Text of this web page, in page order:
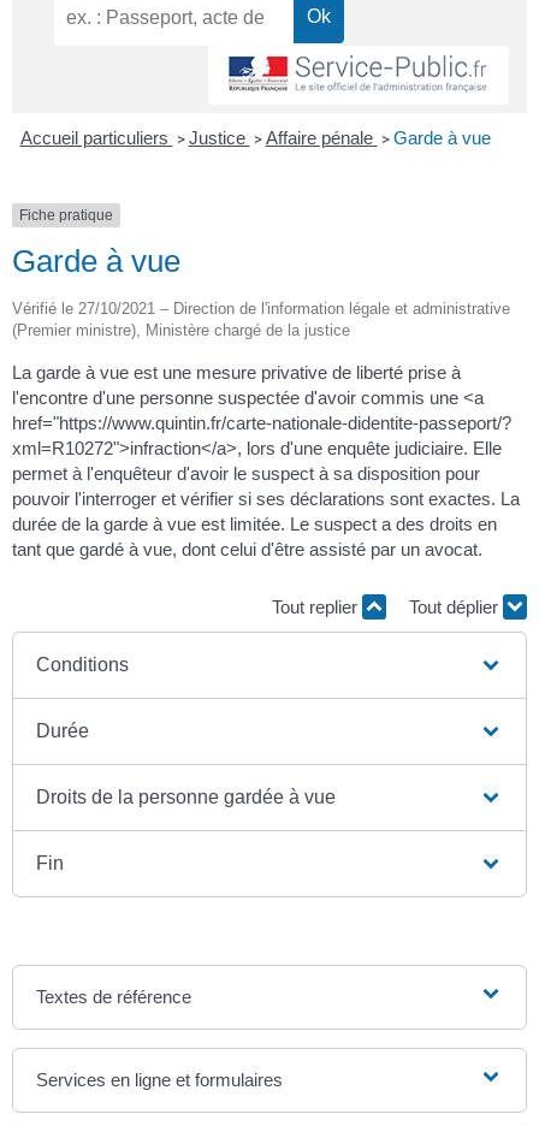
Accueil particuliers > Justice > Affaire pénale > Garde à vue
Fiche pratique
Garde à vue
Vérifié le 27/10/2021 – Direction de l'information légale et administrative
(Premier ministre), Ministère chargé de la justice
La garde à vue est une mesure privative de liberté prise à
l'encontre d'une personne suspectée d'avoir commis une <a
href="https://www.quintin.fr/carte-nationale-didentite-passeport/?
xml=R10272">infraction</a>, lors d'une enquête judiciaire. Elle
permet à l'enquêteur d'avoir le suspect à sa disposition pour
pouvoir l'interroger et vérifier si ses déclarations sont exactes. La
durée de la garde à vue est limitée. Le suspect a des droits en
tant que gardé à vue, dont celui d'être assisté par un avocat.
Tout replier Tout déplier
Conditions
Durée
Droits de la personne gardée à vue
Fin
Textes de référence
Services en ligne et formulaires